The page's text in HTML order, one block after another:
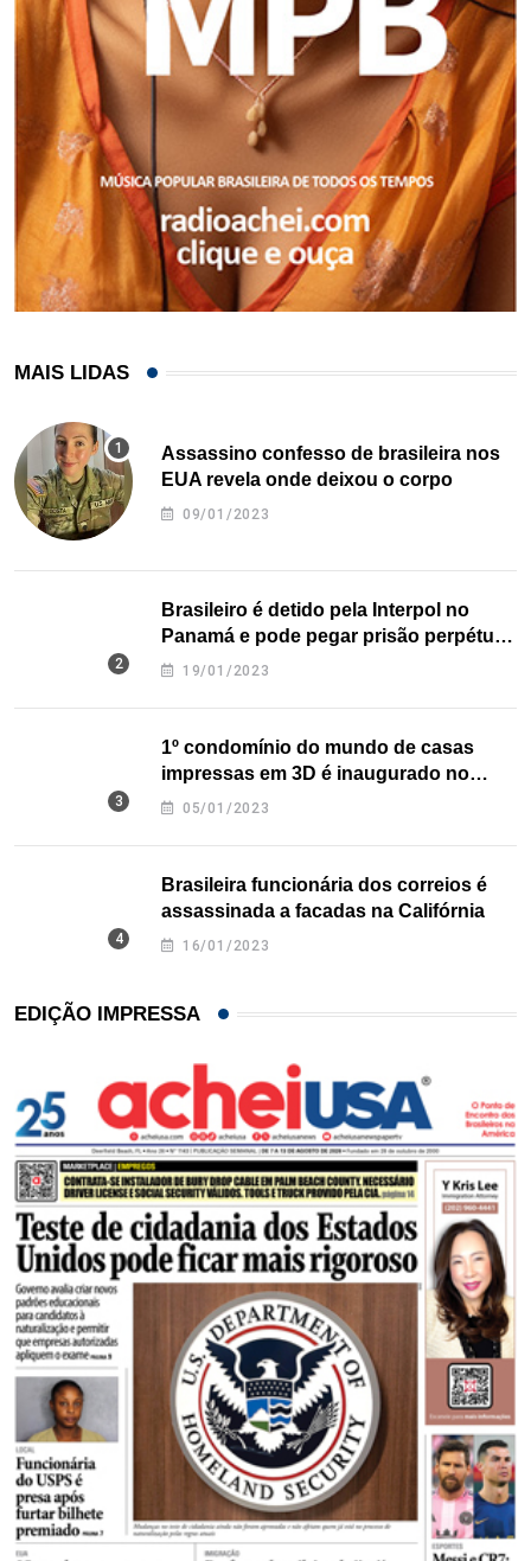
MAIS LIDAS
Assassino confesso de brasileira nos
EUA revela onde deixou o corpo
09/01/2023
Brasileiro é detido pela Interpol no
Panamá e pode pegar prisão perpétua
nos EUA
19/01/2023
1º condomínio do mundo de casas
impressas em 3D é inaugurado no
Texas
05/01/2023
Brasileira funcionária dos correios é
assassinada a facadas na Califórnia
16/01/2023
EDIÇÃO IMPRESSA